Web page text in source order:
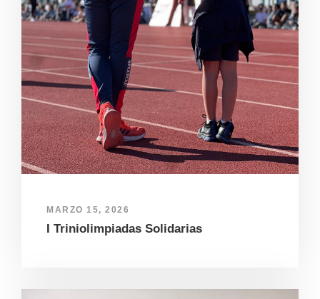
MARZO 15, 2026
I Triniolimpiadas Solidarias